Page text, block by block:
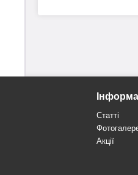
Статті
Акції